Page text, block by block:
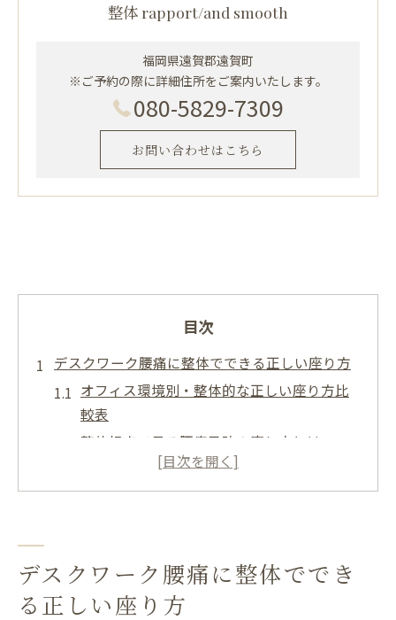
整体 rapport/and smooth
福岡県遠賀郡遠賀町
※ご予約の際に詳細住所をご案内いたします。
080-5829-7309
お問い合わせはこちら
目次
デスクワーク腰痛に整体でできる正しい座り方
オフィス環境別・整体的な正しい座り方比
較表
整体視点で見る腰痛予防の座り方とは
腰痛を和らげる椅子とモニターの配置術
長時間座りがちな方へ整体アドバイス
ツ
骨盤クッションの種類と特徴を徹底比較
デスクワーク腰痛に整体ででき
る正しい座り方